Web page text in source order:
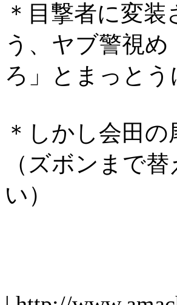
＊目撃者に変
う、ヤブ警視
ろ」とまっと
＊しかし会田
（ズボンまで
い）